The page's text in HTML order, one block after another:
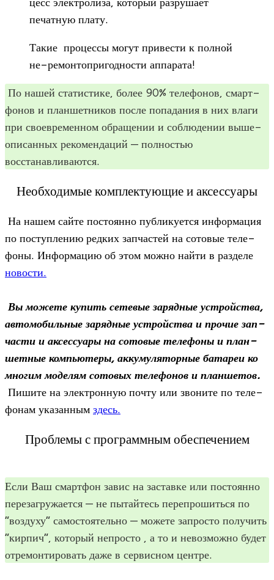
печат­ную плату.
Такие про­цессы могут при­ве­сти к пол­ной
не-ремон­то­при­год­но­сти аппарата!
По нашей ста­ти­стике, более 90% теле­фо­нов, смарт­
фо­нов и план­шет­ни­ков после попа­да­ния в них влаги
при свое­вре­мен­ном обра­ще­нии и соблю­де­нии выше­
опи­сан­ных реко­мен­да­ций — пол­но­стью
восстанавливаются.
Необходимые комплектующие и аксессуары
На нашем сайте посто­янно пуб­ли­ку­ется инфор­ма­ция
по поступ­ле­нию ред­ких зап­ча­стей на сото­вые теле­
фоны. Инфор­ма­цию об этом можно найти в раз­деле
ново­сти.
Вы можете купить сете­вые заряд­ные устрой­ства,
авто­мо­биль­ные заряд­ные устрой­ства и про­чие зап­
ча­сти и аксес­су­ары на сото­вые теле­фоны и план­
шет­ные ком­пью­теры, акку­му­ля­тор­ные бата­реи ко
мно­гим моде­лям сото­вых теле­фо­нов и планшетов.
Пишите на элек­трон­ную почту или зво­ните по теле­
фо­нам ука­зан­нымздесь.
Проблемы с программным обеспечением
Если Ваш смарт­фон завис на заставке или посто­янно
пере­за­гру­жа­ется — не пытай­тесь пере­про­шиться по
“воз­духу” само­сто­я­тельно — можете запро­сто полу­чить
“кир­пич”, кото­рый непро­сто , а то и невоз­можно будет
отре­мон­ти­ро­вать даже в сер­вис­ном центре.